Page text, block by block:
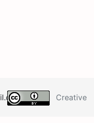
il.com Creative